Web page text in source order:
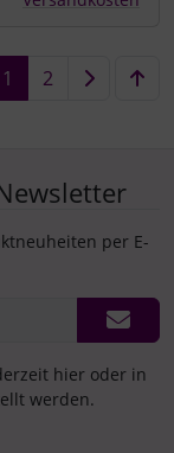
1 2
per E-
hier oder in
werden.